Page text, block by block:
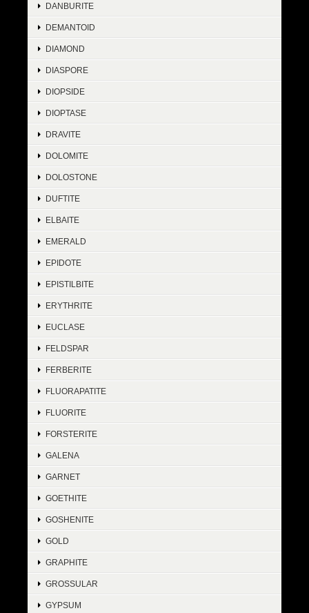
DANBURITE
DEMANTOID
DIAMOND
DIASPORE
DIOPSIDE
DIOPTASE
DRAVITE
DOLOMITE
DOLOSTONE
DUFTITE
ELBAITE
EMERALD
EPIDOTE
EPISTILBITE
ERYTHRITE
EUCLASE
FELDSPAR
FERBERITE
FLUORAPATITE
FLUORITE
FORSTERITE
GALENA
GARNET
GOETHITE
GOSHENITE
GOLD
GRAPHITE
GROSSULAR
GYPSUM